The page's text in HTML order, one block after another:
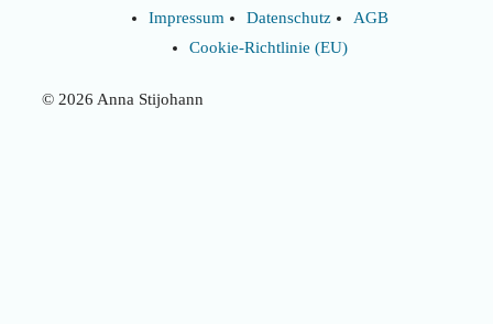
Impressum Datenschutz
AGB
Cookie-Richtlinie (EU)
© 2026 Anna Stijohann